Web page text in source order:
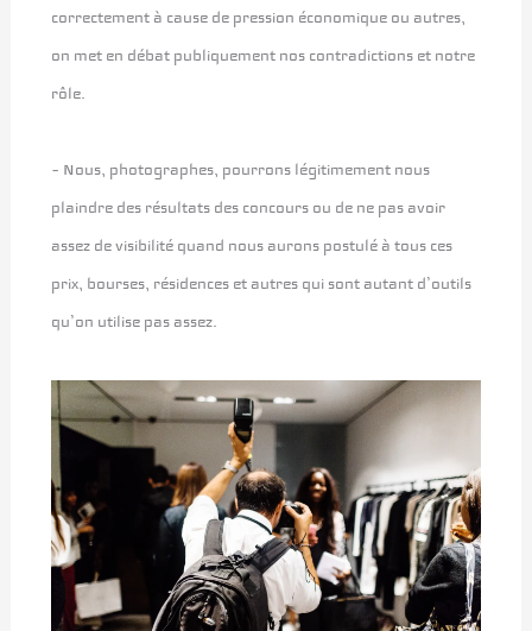
correctement à cause de pression économique ou autres,
on met en débat publiquement nos contradictions et notre
rôle.
– Nous, photographes, pourrons légitimement nous
plaindre des résultats des concours ou de ne pas avoir
assez de visibilité quand nous aurons postulé à tous ces
prix, bourses, résidences et autres qui sont autant d’outils
qu’on utilise pas assez.